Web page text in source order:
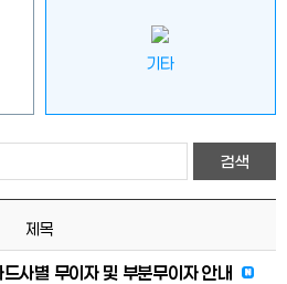
기타
제목
사별 무이자 및 부분무이자 안내